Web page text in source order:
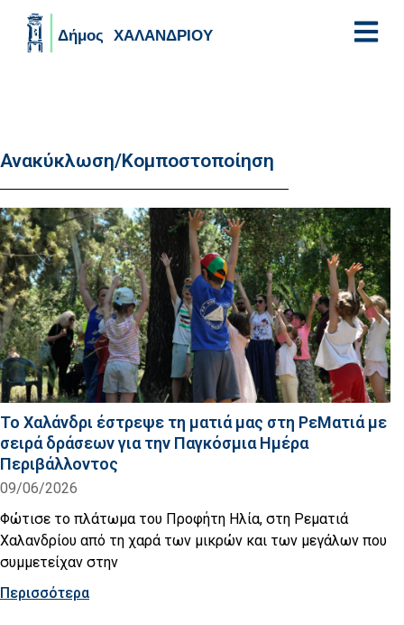
Ανακύκλωση/Κομποστοποίηση
Το Χαλάνδρι έστρεψε τη ματιά μας στη ΡεΜατιά με
σειρά δράσεων για την Παγκόσμια Ημέρα
Περιβάλλοντος
09/06/2026
Φώτισε το πλάτωμα του Προφήτη Ηλία, στη Ρεματιά
Χαλανδρίου από τη χαρά των μικρών και των μεγάλων που
συμμετείχαν στην
Περισσότερα